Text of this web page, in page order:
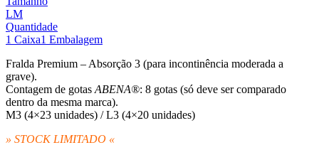
LM
Quantidade
1 Caixa1 Embalagem
Fralda Premium – Absorção 3 (para incontinência moderada a
grave).
Contagem de gotas ABENA®: 8 gotas (só deve ser comparado
dentro da mesma marca).
M3 (4×23 unidades) / L3 (4×20 unidades)
» STOCK LIMITADO «